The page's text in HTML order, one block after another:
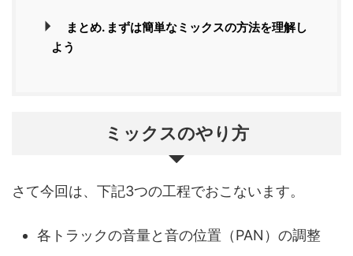
まとめ. まずは簡単なミックスの方法を理解し
よう
ミックスのやり方
さて今回は、下記3つの工程でおこないます。
各トラックの音量と音の位置（PAN）の調整